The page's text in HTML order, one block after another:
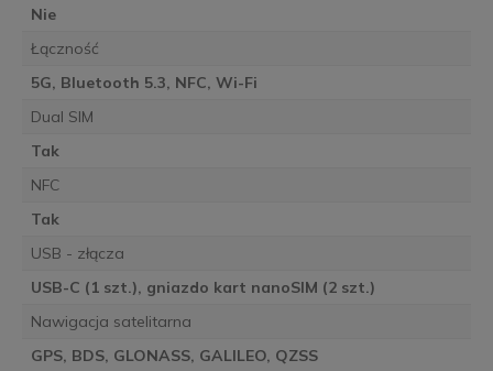
Nie
Łączność
5G, Bluetooth 5.3, NFC, Wi-Fi
Dual SIM
Tak
NFC
Tak
USB - złącza
USB-C (1 szt.), gniazdo kart nanoSIM (2 szt.)
Nawigacja satelitarna
GPS, BDS, GLONASS, GALILEO, QZSS